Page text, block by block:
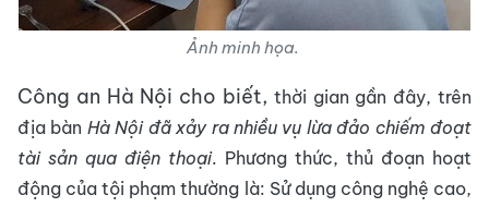
Ảnh minh họa.
Công an Hà Nội cho biết, thời gian gần đây, trên
địa bàn Hà Nội đã xảy ra nhiều vụ lừa đảo chiếm đoạt
tài sản qua điện thoại. Phương thức, thủ đoạn hoạt
động của tội phạm thường là: Sử dụng công nghệ cao,